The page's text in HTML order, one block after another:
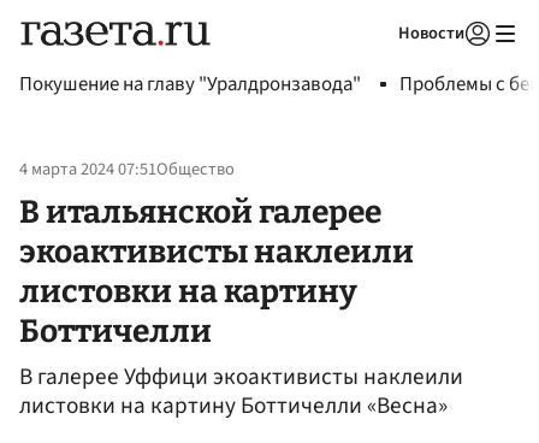
Новости
Покушение на главу "Уралдронзавода" Проблемы с
4 марта 2024 07:51Общество
В итальянской галерее
экоактивисты наклеили
листовки на картину
Боттичелли
В галерее Уффици экоактивисты наклеили
листовки на картину Боттичелли «Весна»